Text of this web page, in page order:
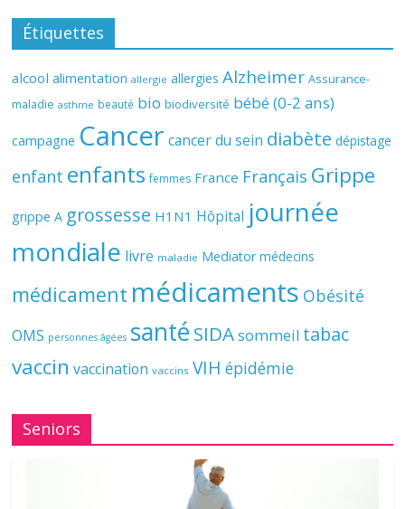
Étiquettes
alcool alimentation allergie allergies Alzheimer Assurance-
maladie asthme beauté bio biodiversité bébé (0-2 ans)
campagne Cancer cancer du sein diabète dépistage
enfant enfants femmes France Français Grippe
grippe A grossesse H1N1 Hôpital journée
mondiale livre maladie Mediator médecins
médicament médicaments Obésité
OMS personnes âgées santé SIDAsommeil tabac
vaccin vaccination vaccins VIH épidémie
Seniors